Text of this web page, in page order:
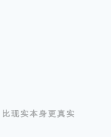
实本身更真实